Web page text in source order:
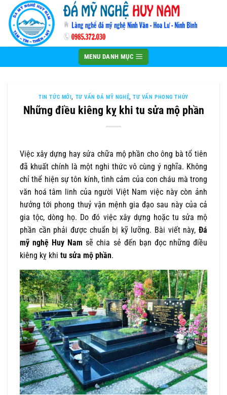
qua
nội
MENU DANH MỤC
TIN TỨC MỚI, TƯ VẤN ĐÁ MỸ NGHỆ,TƯ VẤN PHONG THỦY
Những điều kiêng kỵ khi tu sửa mộ phần
Việc xây dựng hay sửa chữa mộ phần cho ông bà tổ tiên
đã khuất chính là một nghi thức vô cùng ý nghĩa. Không
chỉ thể hiện sự tôn kính, tình cảm của con cháu mà trong
văn hoá tâm linh của người Việt Nam việc này còn ảnh
hưởng tới phong thuỷ vận mệnh gia đạo sau này của cả
gia tộc, dòng họ. Do đó việc xây dựng hoặc tu sửa mộ
phần cần phải được chuẩn bị kỹ lưỡng. Bài viết này, Đá
mỹ nghệ Huy Nam sẽ chia sẻ đến bạn đọc những điều
kiêng kỵ khi tu sửa mộ phần.